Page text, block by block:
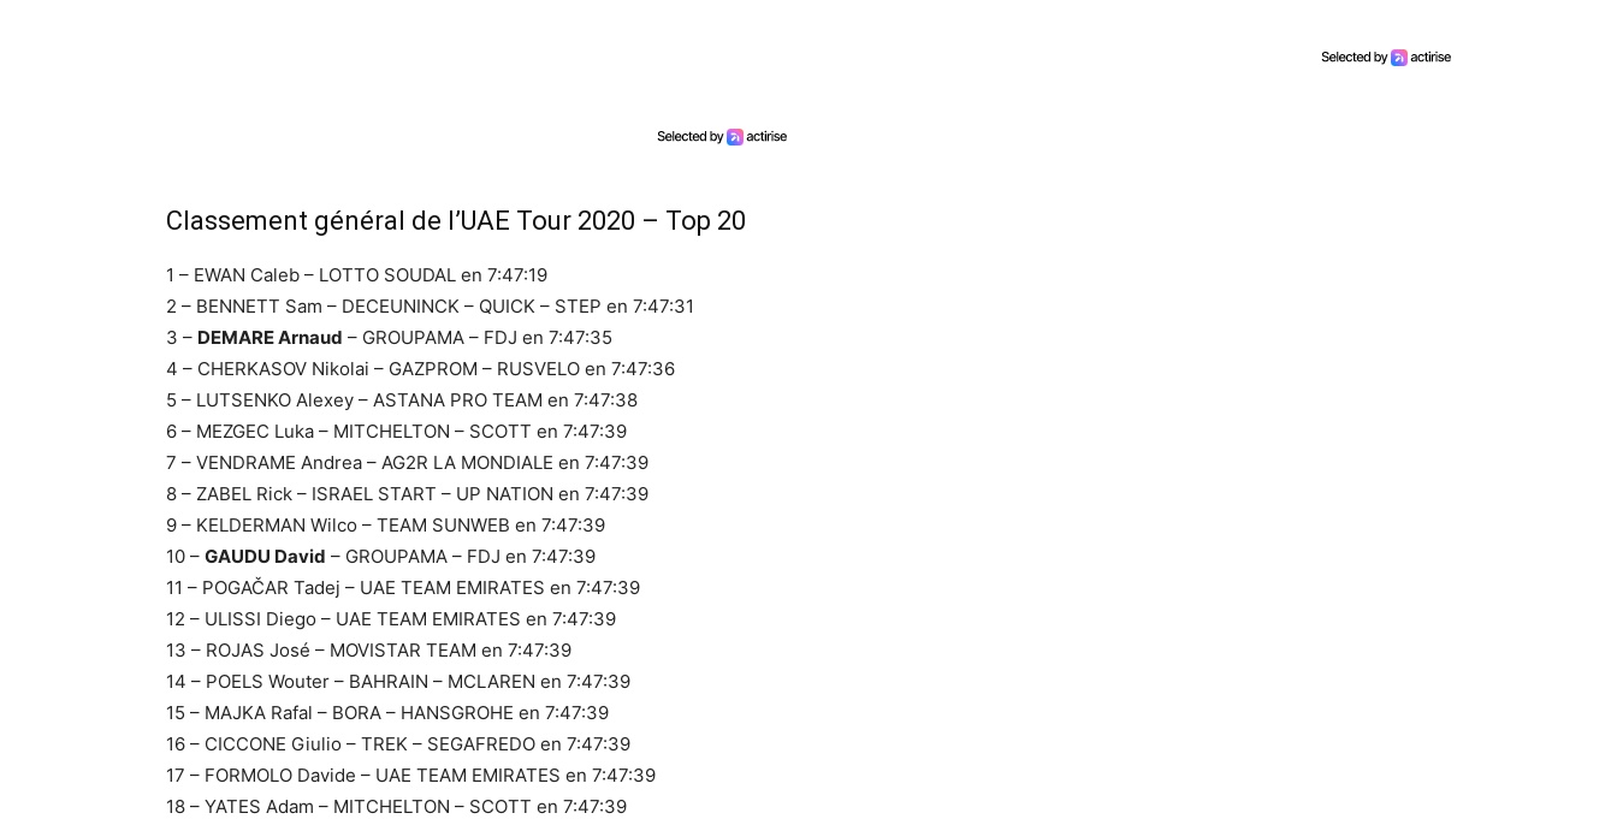
Classement général de l’UAE Tour 2020 – Top 20
1 – EWAN Caleb – LOTTO SOUDAL en 7:47:19
2 – BENNETT Sam – DECEUNINCK – QUICK – STEP en 7:47:31
3 – DEMARE Arnaud – GROUPAMA – FDJ en 7:47:35
4 – CHERKASOV Nikolai – GAZPROM – RUSVELO en 7:47:36
5 – LUTSENKO Alexey – ASTANA PRO TEAM en 7:47:38
6 – MEZGEC Luka – MITCHELTON – SCOTT en 7:47:39
7 – VENDRAME Andrea – AG2R LA MONDIALE en 7:47:39
8 – ZABEL Rick – ISRAEL START – UP NATION en 7:47:39
9 – KELDERMAN Wilco – TEAM SUNWEB en 7:47:39
10 – GAUDU David – GROUPAMA – FDJ en 7:47:39
11 – POGAČAR Tadej – UAE TEAM EMIRATES en 7:47:39
12 – ULISSI Diego – UAE TEAM EMIRATES en 7:47:39
13 – ROJAS José – MOVISTAR TEAM en 7:47:39
14 – POELS Wouter – BAHRAIN – MCLAREN en 7:47:39
15 – MAJKA Rafal – BORA – HANSGROHE en 7:47:39
16 – CICCONE Giulio – TREK – SEGAFREDO en 7:47:39
17 – FORMOLO Davide – UAE TEAM EMIRATES en 7:47:39
18 – YATES Adam – MITCHELTON – SCOTT en 7:47:39